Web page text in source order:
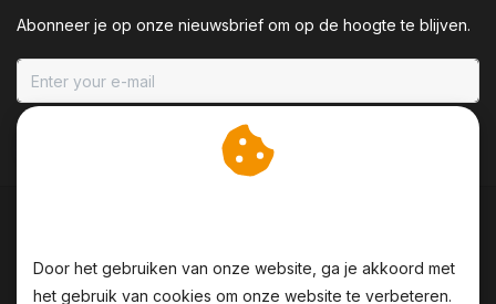
Abonneer je op onze nieuwsbrief om op de hoogte te blijven.
Door het gebruiken van onze website, ga je akkoord met
het gebruik van cookies om onze website te verbeteren.